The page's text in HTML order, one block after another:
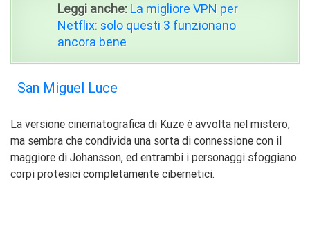
Leggi anche: La migliore VPN per
Netflix: solo questi 3 funzionano
ancora bene
San Miguel Luce
La versione cinematografica di Kuze è avvolta nel mistero,
ma sembra che condivida una sorta di connessione con il
maggiore di Johansson, ed entrambi i personaggi sfoggiano
corpi protesici completamente cibernetici.